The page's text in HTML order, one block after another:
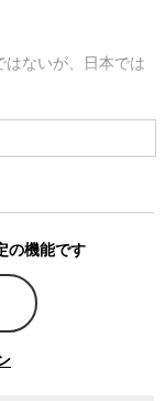
ないが、日本では
改革の基礎を築い
現在の政治状況にお
保哲生が聞いた。
の機能です